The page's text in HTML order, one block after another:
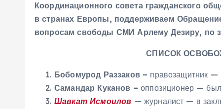
Координационного совета гражданского
в странах Европы, поддерживаем
вопросам свободы СМИ Арлему Дезиру, по
СПИСОК
Бобомурод Раззаков – правозащитник —
Самандар Куканов – оппозиционер —
Шавкат Исмоилов — журналист — в